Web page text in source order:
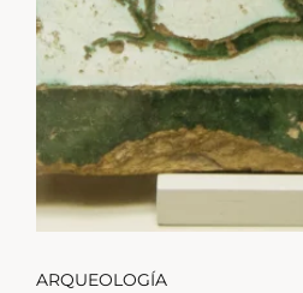
ARQUEOLOGÍA